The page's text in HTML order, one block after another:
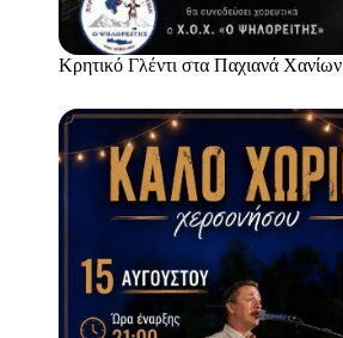
Κρητικό Γλέντι στα Παχιανά Χανίων